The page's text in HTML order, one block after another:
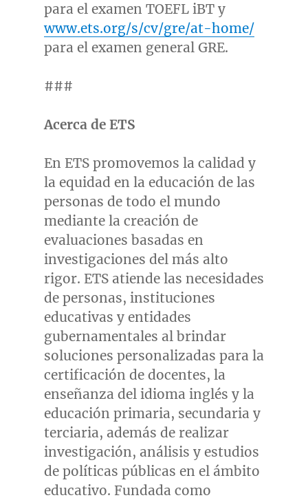
para el examen TOEFL iBT y
www.ets.org/s/cv/gre/at-home/
para el examen general GRE.
###
Acerca de ETS
En ETS promovemos la calidad y
la equidad en la educación de las
personas de todo el mundo
mediante la creación de
evaluaciones basadas en
investigaciones del más alto
rigor. ETS atiende las necesidades
de personas, instituciones
educativas y entidades
gubernamentales al brindar
soluciones personalizadas para la
certificación de docentes, la
enseñanza del idioma inglés y la
educación primaria, secundaria y
terciaria, además de realizar
investigación, análisis y estudios
de políticas públicas en el ámbito
educativo. Fundada como